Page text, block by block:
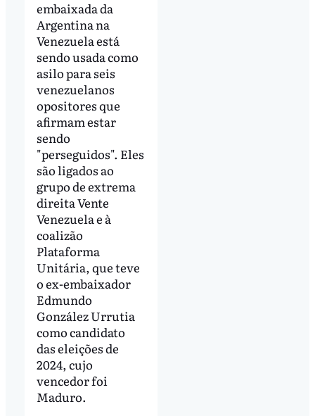
embaixada da
Argentina na
Venezuela está
sendo usada como
asilo para seis
venezuelanos
opositores que
afirmam estar
sendo
"perseguidos". Eles
são ligados ao
grupo de extrema
direita Vente
Venezuela e à
coalizão
Plataforma
Unitária, que teve
o ex-embaixador
Edmundo
González Urrutia
como candidato
das eleições de
2024, cujo
vencedor foi
Maduro.